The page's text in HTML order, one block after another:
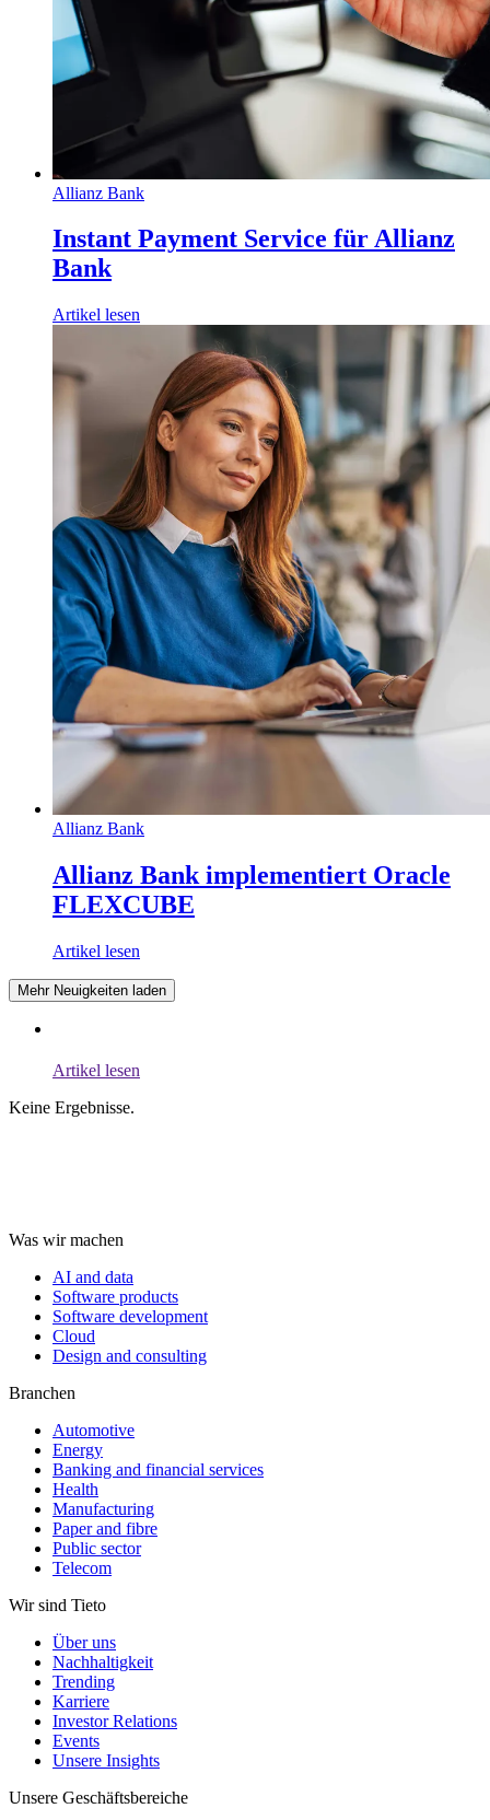
Allianz Bank
Instant Payment Service für Allianz
Bank
Artikel lesen
Allianz Bank
Allianz Bank implementiert Oracle
FLEXCUBE
Artikel lesen
Mehr Neuigkeiten laden
Artikel lesen
Keine Ergebnisse.
Was wir machen
AI and data
Software products
Software development
Cloud
Design and consulting
Branchen
Automotive
Energy
Banking and financial services
Health
Manufacturing
Paper and fibre
Public sector
Telecom
Wir sind Tieto
Über uns
Nachhaltigkeit
Trending
Karriere
Investor Relations
Events
Unsere Insights
Unsere Geschäftsbereiche